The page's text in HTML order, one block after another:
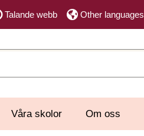
Talande webb Other languages
Våra skolor Om oss